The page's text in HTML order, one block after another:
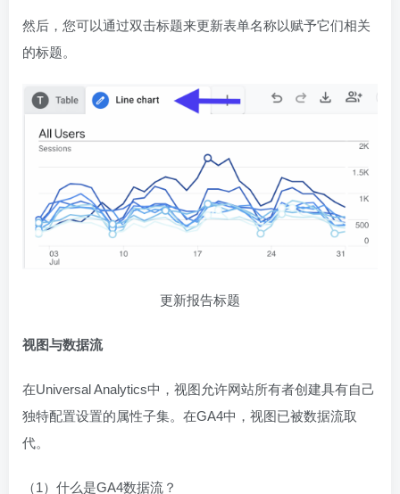
然后，您可以通过双击标题来更新表单名称以赋予它们相关
的标题。
更新报告标题
视图与数据流
在Universal Analytics中，视图允许网站所有者创建具有自己
独特配置设置的属性子集。在GA4中，视图已被数据流取
代。
（1）什么是GA4数据流？